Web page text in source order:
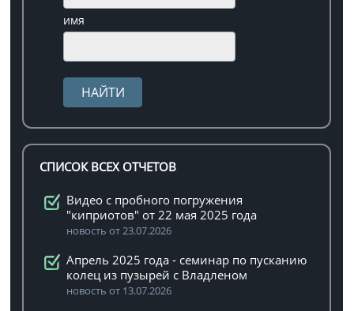
имя
СПИСОК ВСЕХ ОТЧЕТОВ
Видео с пробного погружения
"киприотов" от 22 мая 2025 года
новость от 23.07.2026
Апрель 2025 года - семинар по пусканию
колец из пузырей с Владленом
новость от 13.07.2026